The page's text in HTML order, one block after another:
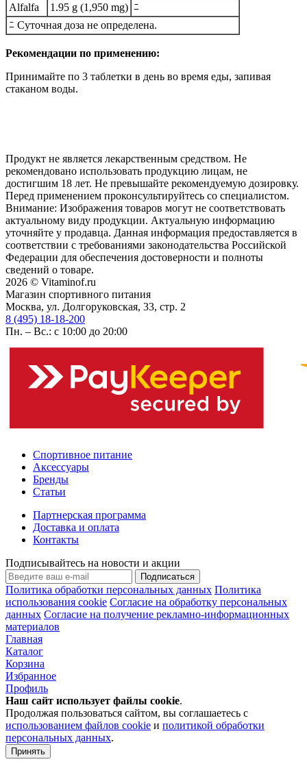
Alfalfa
1.95 g (1,950 mg) ﾆ
ﾆ Суточная доза не определена.
Рекомендации по применению:
Принимайте по 3 таблетки в день во время еды, запивая
стаканом воды.
Продукт не является лекарственным средством. Не
рекомендовано использовать продукцию лицам, не
достигшим 18 лет. Не превышайте рекомендуемую дозировку.
Перед применением проконсультируйтесь со специалистом.
Внимание: Изображения товаров могут не соответствовать
актуальному виду продукции. Актуальную информацию
уточняйте у продавца. Данная информация предоставляется в
соответствии с требованиями законодательства Российской
Федерации для обеспечения достоверности и полноты
сведений о товаре.
2026 © Vitaminof.ru
Магазин спортивного питания
Москва, ул. Долгоруковская, 33, стр. 2
8 (495) 18-18-200
Пн. – Вс.: с 10:00 до 20:00
Спортивное питание
Аксессуары
Бренды
Статьи
Партнерская программа
Доставка и оплата
Контакты
Подписывайтесь на новости и акции
Подписаться
Политика обработки персональных данных Политика
использования cookie Согласие на обработку персональных
данных Согласие на получение рекламно-информационных
материалов
Главная
Каталог
Корзина
Избранное
Профиль
Наш сайт использует файлы cookie.
Продолжая пользоваться сайтом, вы соглашаетесь с
использованием файлов cookie и политикой обработки
персональных данных.
Принять